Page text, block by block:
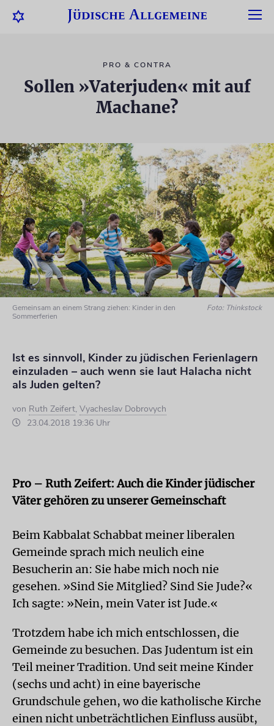
PRO & CONTRA
Sollen »Vaterjuden« mit auf
Machane?
Gemeinsam an einem Strang ziehen: Kinder in den
Sommerferien
Foto: Thinkstock
Ist es sinnvoll, Kinder zu jüdischen Ferienlagern
einzuladen – auch wenn sie laut Halacha nicht
als Juden gelten?
von Ruth Zeifert, Vyacheslav Dobrovych
23.04.2018 19:36 Uhr
Pro – Ruth Zeifert: Auch die Kinder jüdischer
Väter gehören zu unserer Gemeinschaft
Beim Kabbalat Schabbat meiner liberalen
Gemeinde sprach mich neulich eine
Besucherin an: Sie habe mich noch nie
gesehen. »Sind Sie Mitglied? Sind Sie Jude?«
Ich sagte: »Nein, mein Vater ist Jude.«
Trotzdem habe ich mich entschlossen, die
Gemeinde zu besuchen. Das Judentum ist ein
Teil meiner Tradition. Und seit meine Kinder
(sechs und acht) in eine bayerische
Grundschule gehen, wo die katholische Kirche
einen nicht unbeträchtlichen Einfluss ausübt,